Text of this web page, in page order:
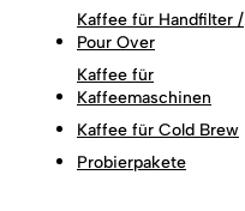
Kaffee für Handfilter /
Pour Over
Kaffee für
Kaffeemaschinen
Kaffee für Cold Brew
Probierpakete